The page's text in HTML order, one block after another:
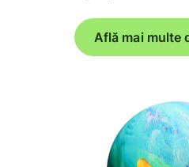
Află mai multe